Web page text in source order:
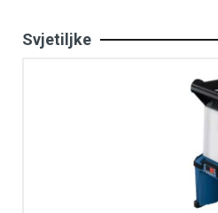
Svjetiljke